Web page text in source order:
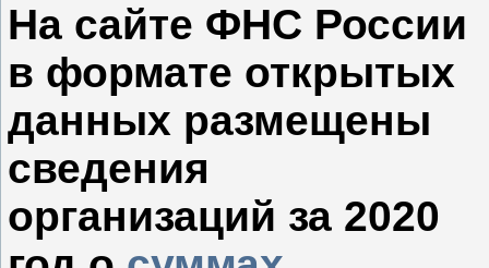
На сайте ФНС России
в формате открытых
данных размещены
сведения
организаций за 2020